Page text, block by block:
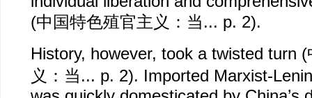
(中国特色殖官主义：当... p. 2).
History, however, took a twisted turn (
义：当... p. 2). Imported Marxist-